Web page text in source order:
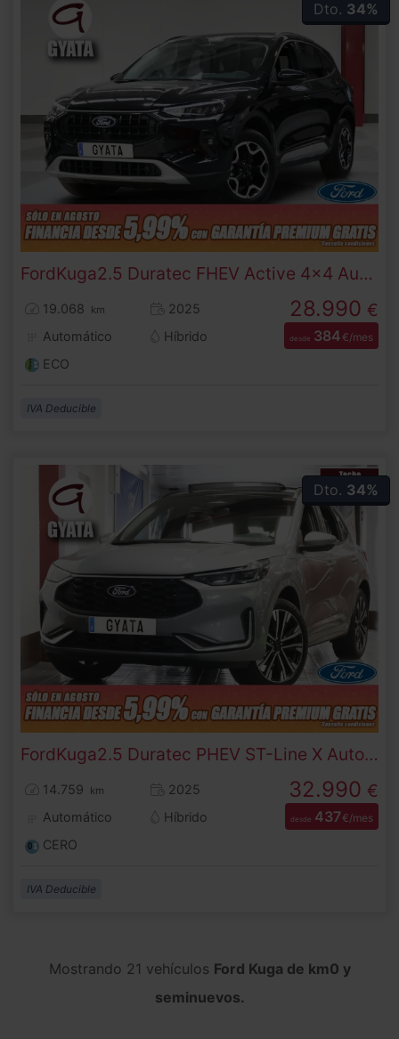
Dto. 34%
FordKuga 2.5 Duratec FHEV Active 4x4 Auto 134 kW (183 CV)
19.068 km
2025
Automático
Híbrido
ECO
28.990 €
desde 384€/mes
IVA Deducible
Dto. 34%
FordKuga 2.5 Duratec PHEV ST-Line X Auto 178 kW (243 CV)
14.759 km
2025
Automático
Híbrido
CERO
32.990 €
desde 437€/mes
IVA Deducible
Mostrando 21 vehículos Ford Kuga de km0 y
seminuevos.